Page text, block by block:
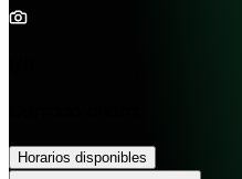
Horarios disponibles